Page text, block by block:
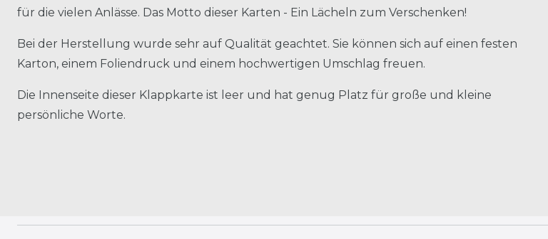
für die vielen Anlässe. Das Motto dieser Karten - Ein Lächeln zum Verschenken!
Bei der Herstellung wurde sehr auf Qualität geachtet. Sie können sich auf einen festen
Karton, einem Foliendruck und einem hochwertigen Umschlag freuen.
Die Innenseite dieser Klappkarte ist leer und hat genug Platz für große und kleine
persönliche Worte.